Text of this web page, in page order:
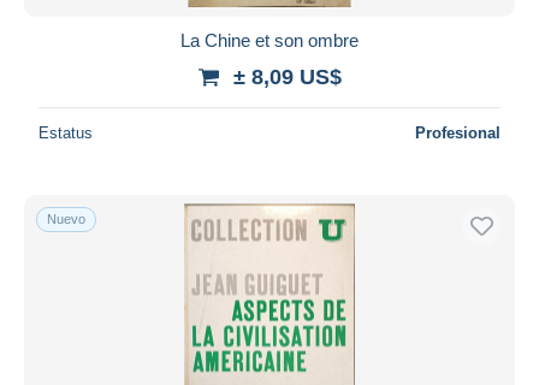
La Chine et son ombre
± 8,09 US$
Estatus Profesional
Nuevo